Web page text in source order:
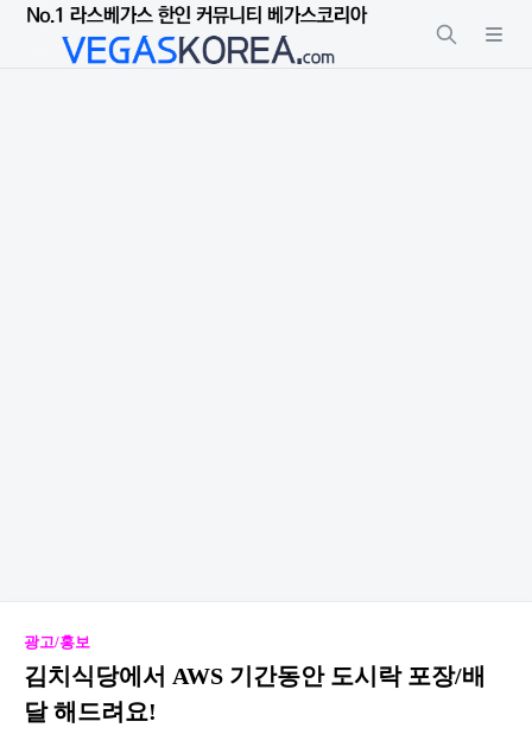
광고/홍보
김치식당에서 AWS 기간동안 도시락 포장/배
달 해드려요!